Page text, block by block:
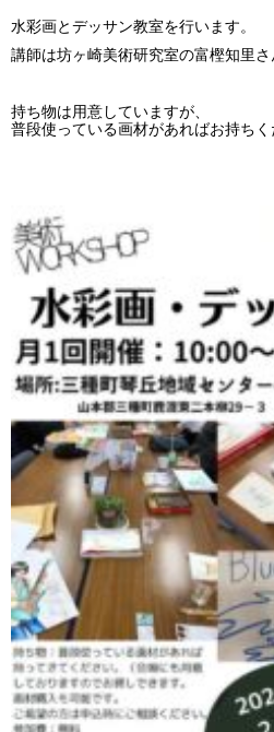
水彩画とデッサン教室を行います。
講師は坊ヶ崎美術研究室の富樫知里さ
持ち物は用意していますが、
普段使っている画材があればお持ちく